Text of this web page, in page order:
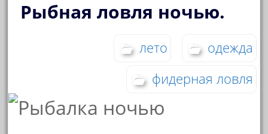
Рыбная ловля ночью.
лето
одежда
фидерная ловля